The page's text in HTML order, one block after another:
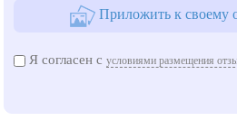
Каменск-Уральский
Краснодар
Красноярск
Приложить к своему
Я согласен сусловиями размещения